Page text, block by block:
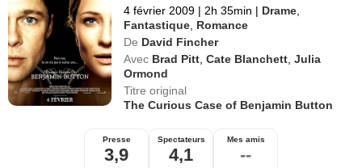
4 février 2009 | 2h 35min | Drame
Fantastique Romance
De David Fincher
Avec Brad Pitt ,Cate Blanchett ,Julia
Ormond
Titre original
The Curious Case of Benjamin Button
Presse
3,9
Spectateurs
4,1
Mes amis
--